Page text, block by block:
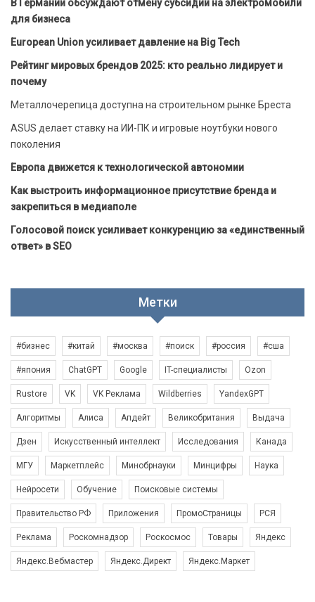
В Германии обсуждают отмену субсидий на электромобили
для бизнеса
European Union усиливает давление на Big Tech
Рейтинг мировых брендов 2025: кто реально лидирует и
почему
Металлочерепица доступна на строительном рынке Бреста
ASUS делает ставку на ИИ-ПК и игровые ноутбуки нового
поколения
Европа движется к технологической автономии
Как выстроить информационное присутствие бренда и
закрепиться в медиаполе
Голосовой поиск усиливает конкуренцию за «единственный
ответ» в SEO
Метки
#бизнес #китай #москва #поиск #россия #сша
#япония ChatGPT Google IT-специалисты Ozon
Rustore VK VK Реклама Wildberries YandexGPT
Алгоритмы Алиса Апдейт Великобритания Выдача
Дзен Искусственный интеллект Исследования Канада
МГУ Маркетплейс Минобрнауки Минцифры Наука
Нейросети Обучение Поисковые системы
Правительство РФ Приложения ПромоСтраницы РСЯ
Реклама Роскомнадзор Роскосмос Товары Яндекс
Яндекс.Вебмастер Яндекс.Директ Яндекс.Маркет